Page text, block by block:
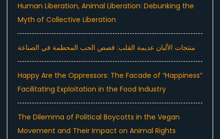
Human Liberation, Animal Liberation: Debunking the
Myth of Collective Liberation
منتجات الألبان عديمة القلب: قصص الحب المحطمة في الصناعة
Happy Are the Oppressors: The Facade of “Happiness”
Facilitating Exploitation in the Food Industry
The Dilemma of Political Boycotts in the Vegan
Movement and Their Impact on Animal Rights